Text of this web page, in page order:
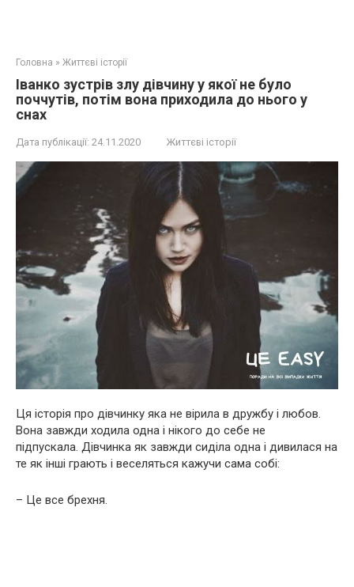
Головна » Життєві історії
Іванко зустрів злу дівчину у якої не було
поччутів, потім вона приходила до нього у
снах
Дата публікації: 24.11.2020 Життєві історії
Ця історія про дівчинку яка не вірила в дружбу і любов.
Вона завжди ходила одна і нікого до себе не
підпускала. Дівчинка як завжди сиділа одна і дивилася на
те як інші грають і веселяться кажучи сама собі:
– Це все брехня.